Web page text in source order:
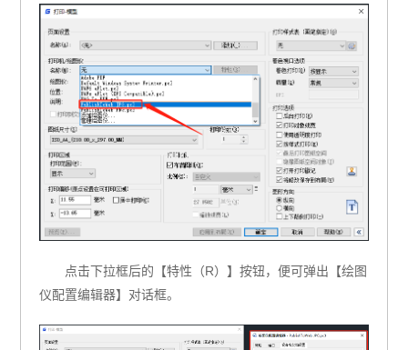
点击下拉框后的【特性（R）】按钮，便可弹出【绘图
仪配置编辑器】对话框。